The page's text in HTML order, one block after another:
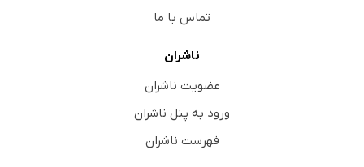
تماس با ما
ناشران
عضویت ناشران
ورود به پنل ناشران
فهرست ناشران